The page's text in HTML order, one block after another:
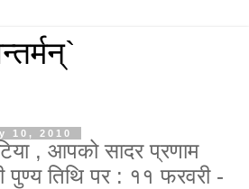
10, 2010
, आपको सादर प्रणाम
तिथि पर : ११ फरवरी -